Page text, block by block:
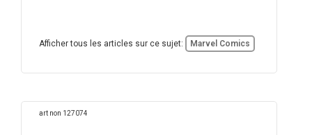
Afficher tous les articles sur ce sujet: Marvel Comics
art non 127074